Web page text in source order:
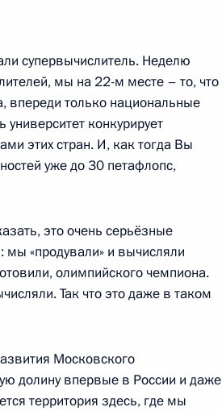
единства
супервычислитель. Неделю
мы на 22-м месте – то, что
впереди только национальные
конкурирует
этих стран. И, как тогда Вы
уже до 30 петафлопс,
это очень серьёзные
«продували» и вычисляли
олимпийского чемпиона.
Так что это даже в таком
Московского
долину впервые в России и даже
территория здесь, где мы